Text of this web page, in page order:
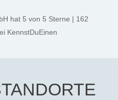
thanks, and a huge part of
the credit goes to Amelie
Jamrowâ€”she was
exceptionally professional,
Hegerich Immobilien to
anyone looking for a home.
hat 5 von 5 Sterne | 162
KennstDuEinen